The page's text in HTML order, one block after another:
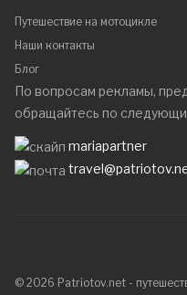
Путешествие на мотоцикле
Наши контакты
Блог
По вопросам рекламы,
обращайтесь по
mariapartner
© 2026 Patriotov.net -